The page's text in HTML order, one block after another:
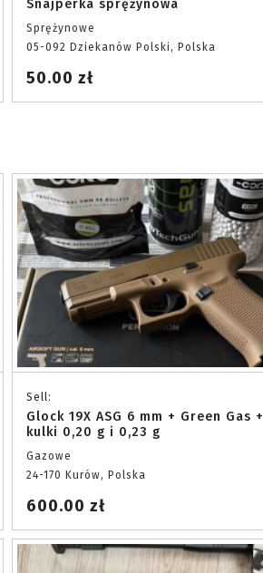
Snajperka sprężynowa
Sprężynowe
05-092 Dziekanów Polski, Polska
50.00 zł
Sell:
Glock 19X ASG 6 mm + Green Gas +
kulki 0,20 g i 0,23 g
Gazowe
24-170 Kurów, Polska
600.00 zł